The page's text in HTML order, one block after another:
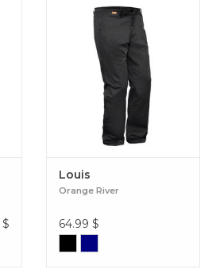
$
Louis
Orange River
64.99 $